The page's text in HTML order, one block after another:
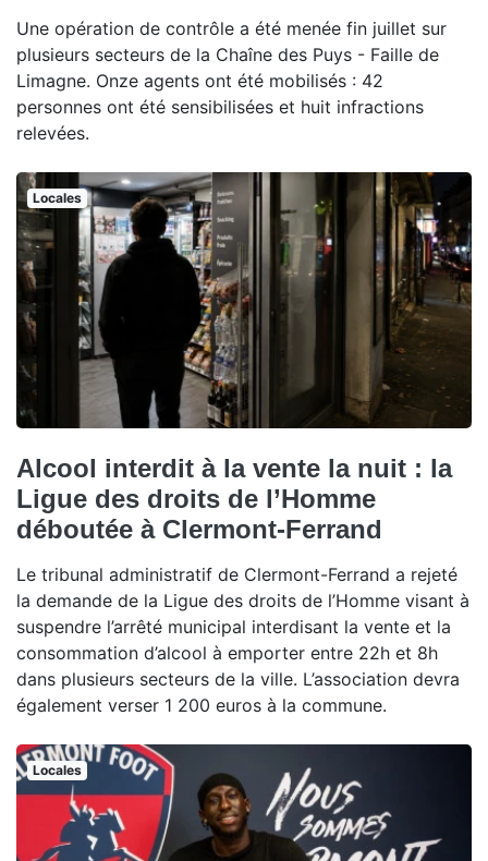
Une opération de contrôle a été menée fin juillet sur
plusieurs secteurs de la Chaîne des Puys - Faille de
Limagne. Onze agents ont été mobilisés : 42
personnes ont été sensibilisées et huit infractions
relevées.
Locales
Alcool interdit à la vente la nuit : la
Ligue des droits de l’Homme
déboutée à Clermont-Ferrand
Le tribunal administratif de Clermont-Ferrand a rejeté
la demande de la Ligue des droits de l’Homme visant à
suspendre l’arrêté municipal interdisant la vente et la
consommation d’alcool à emporter entre 22h et 8h
dans plusieurs secteurs de la ville. L’association devra
également verser 1 200 euros à la commune.
Locales